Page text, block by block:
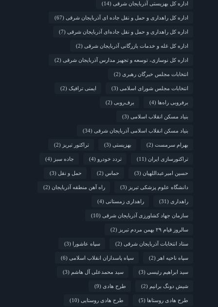
اداره کل بهزیستی آذربایجان شرقی (14)
اداره کل راهداری و حمل و نقل جاده ای آذربایجان شرقی (67)
اداره کل راهداری و حمل و نقل جاده‌ای آذربایجان شرقی (7)
اداره کل غله و خدمات بازرگانی آذربایجان شرقی (2)
اداره کل نوسازی، توسعه و تجهیز مدارس آذربایجان شرقی (2)
انتخابات مجلس خبرگان رهبری (2)
انتخابات مجلس شورای اسلامی (3) ایمنی ترافیک (2)
برفروبی راه‌ها (4) برف‌روبی (2)
بنیاد مسکن انقلاب اسلامی (3)
بنیاد مسکن انقلاب اسلامی آذربایجان شرقی (34)
بهرام سرمست (2) بهزیستی (3) تراکتور تبریز (2)
تراکتورسازی ایران (11) تردد خودرو (4) جاده سبز (4)
حسین امیرعبداللهیان (3) حماس (2) حمل و نقل (3)
دانشگاه علوم پزشکی تبریز (3) راه آهن منطقه آذربایجان (2)
راهداری (31) راهداری زمستانی (4)
سازمان جهاد کشاورزی آذربایجان شرقی (10)
سالروز قیام ۲۹ بهمن مردم تبریز (2)
ستاد انتخابات آذربایجان شرقی (2) سپاه عاشورا (3)
سپاه ناحیه اهر (2) سپاه پاسداران انقلاب اسلامی (6)
سید ابراهیم رئیسی (3) سید محمدعلی آل هاشم (3)
شیش دونگ برانیم (2) طرح هادی (9)
طرح هادی روستاها (5) طرح هادی روستایی (10)